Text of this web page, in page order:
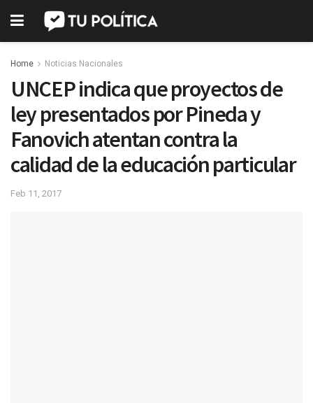
Home Noticias Nacionales
UNCEP indica que proyectos de
ley presentados por Pineda y
Fanovich atentan contra la
calidad de la educación particular
Feb 11, 2017